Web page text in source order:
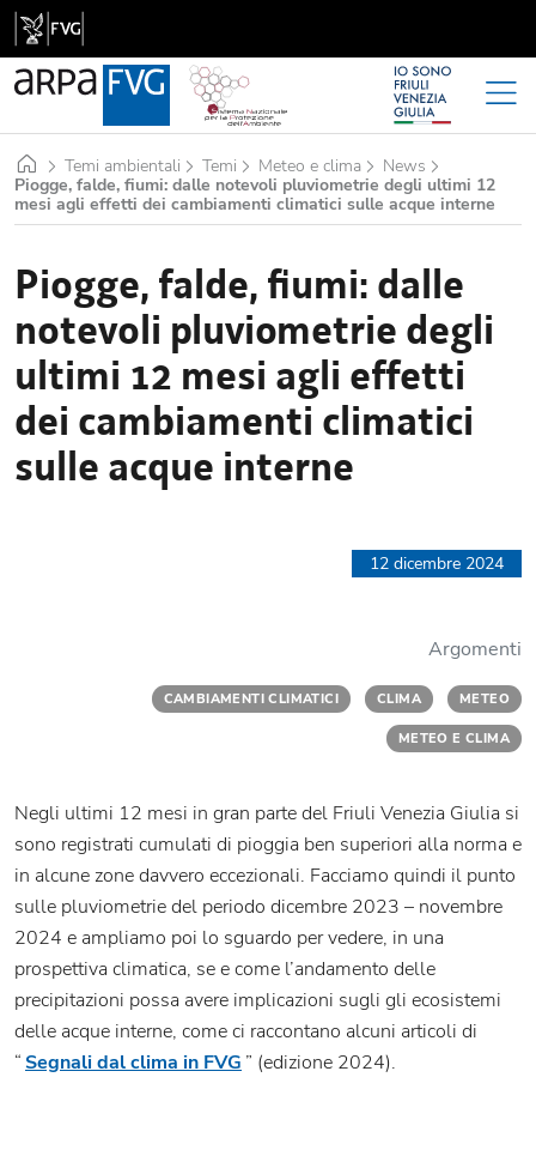
HomeTemi ambientali Temi Meteo e clima
News
Piogge, falde, fiumi: dalle notevoli pluviometrie degli ultimi 12
mesi agli effetti dei cambiamenti climatici sulle acque interne
Piogge, falde, fiumi: dalle
notevoli pluviometrie degli
ultimi 12 mesi agli effetti
dei cambiamenti climatici
sulle acque interne
12 dicembre 2024
Argomenti
CAMBIAMENTI CLIMATICI CLIMA METEO
METEO E CLIMA
Negli ultimi 12 mesi in gran parte del Friuli Venezia Giulia si
sono registrati cumulati di pioggia ben superiori alla norma e
in alcune zone davvero eccezionali. Facciamo quindi il punto
sulle pluviometrie del periodo dicembre 2023 – novembre
2024 e ampliamo poi lo sguardo per vedere, in una
prospettiva climatica, se e come l’andamento delle
precipitazioni possa avere implicazioni sugli gli ecosistemi
delle acque interne, come ci raccontano alcuni articoli di
“Segnali dal clima in FVG ” (edizione 2024).